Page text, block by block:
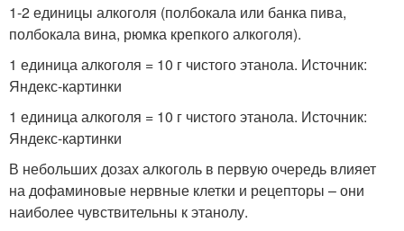
1-2 единицы алкоголя (полбокала или банка пива,
полбокала вина, рюмка крепкого алкоголя).
1 единица алкоголя = 10 г чистого этанола. Источник:
Яндекс-картинки
1 единица алкоголя = 10 г чистого этанола. Источник:
Яндекс-картинки
В небольших дозах алкоголь в первую очередь влияет
на дофаминовые нервные клетки и рецепторы – они
наиболее чувствительны к этанолу.